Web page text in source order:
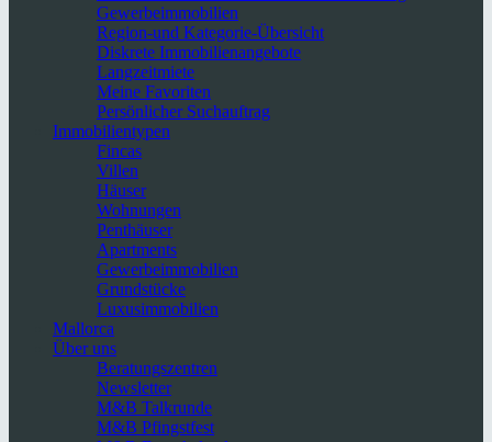
Gewerbeimmobilien
Region-und Kategorie-Übersicht
Diskrete Immobilienangebote
Langzeitmiete
Meine Favoriten
Persönlicher Suchauftrag
Immobilientypen
Fincas
Villen
Häuser
Wohnungen
Penthäuser
Apartments
Gewerbeimmobilien
Grundstücke
Luxusimmobilien
Mallorca
Über uns
Beratungszentren
Newsletter
M&B Talkrunde
M&B Pfingstfest